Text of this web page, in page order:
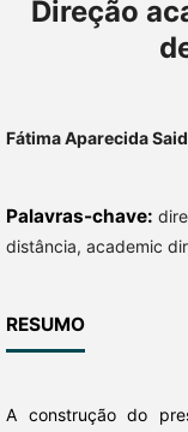
Direção
Fátima Aparecida Said
Palavras-chave:
distância, academic
RESUMO
A construção do